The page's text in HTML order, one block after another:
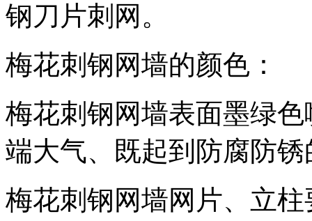
钢刀片刺网。
梅花刺钢网墙的颜色：
梅花刺钢网墙表面墨绿
端大气、既起到防腐防
梅花刺钢网墙网片、立